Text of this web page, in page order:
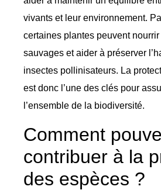
vivants et leur environnement.
certaines plantes peuvent
sauvages et aider à préserver
insectes pollinisateurs. La
est donc l’une des clés pour
l’ensemble de la biodiversité.
Comment
contribuer à la
des espèces ?